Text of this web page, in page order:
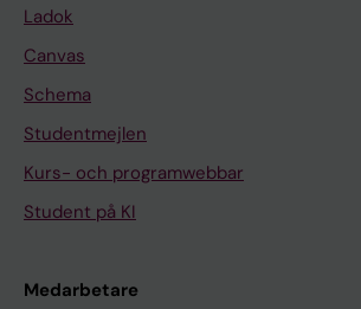
Ladok
Canvas
Schema
Studentmejlen
Kurs- och programwebbar
Student på KI
Medarbetare